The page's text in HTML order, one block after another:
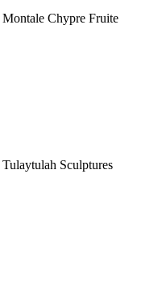
Montale Chypre Fruite
Tulaytulah Sculptures